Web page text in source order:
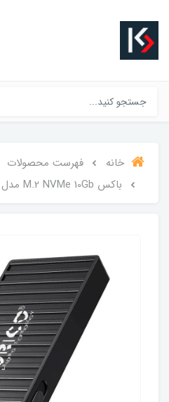
خانه
فهرست محصولات
باکس M.2 NVMe 10Gb مدل ORICO 9610-C3-BL